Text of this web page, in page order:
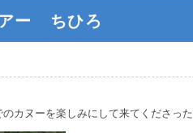
ー ちひろ
カヌーを楽しみにして来てくださっ